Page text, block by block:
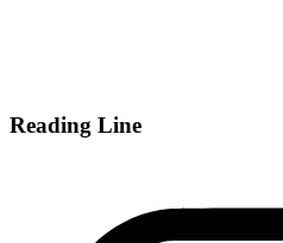
Reading Line